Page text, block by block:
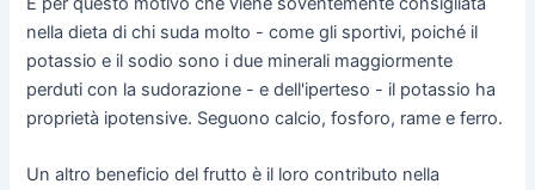
nella dieta di chi suda molto - come gli sportivi, poiché il
potassio e il sodio sono i due minerali maggiormente
perduti con la sudorazione - e dell'iperteso - il potassio ha
proprietà ipotensive. Seguono calcio, fosforo, rame e ferro.
Un altro beneficio del frutto è il loro contributo nella